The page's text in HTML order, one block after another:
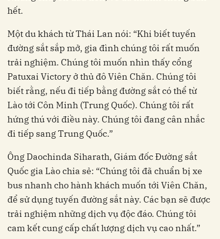
hết.
Một du khách từ Thái Lan nói: “Khi biết tuyến
đường sắt sắp mở, gia đình chúng tôi rất muốn
trải nghiệm. Chúng tôi muốn nhìn thấy cổng
Patuxai Victory ở thủ đô Viên Chăn. Chúng tôi
biết rằng, nếu đi tiếp bằng đường sắt có thể từ
Lào tới Côn Minh (Trung Quốc). Chúng tôi rất
hứng thú với điều này. Chúng tôi đang cân nhắc
đi tiếp sang Trung Quốc.”
Ông Daochinda Siharath, Giám đốc Đường sắt
Quốc gia Lào chia sẻ: “Chúng tôi đã chuẩn bị xe
bus nhanh cho hành khách muốn tới Viên Chăn,
để sử dụng tuyến đường sắt này. Các bạn sẽ được
trải nghiệm những dịch vụ độc đáo. Chúng tôi
cam kết cung cấp chất lượng dịch vụ cao nhất.”